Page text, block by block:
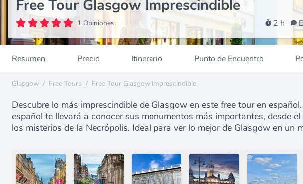
Free Tour Glasgow Imprescindible
1 Opiniones 2 h
Resumen Precio Itinerario Punto de Encuentro
Glasgow / Free Tours / Free Tour Glasgow Imprescindible
Descubre lo más imprescindible de Glasgow en este free tour en
español te llevará a conocer sus monumentos más importantes, desde
los misterios de la Necrópolis. Ideal para ver lo mejor de Glasgow en un